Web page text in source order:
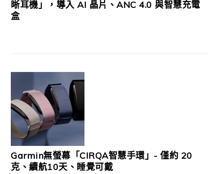
晰耳機」，導入 AI 晶片、ANC 4.0 與智慧充電
盒
Garmin無螢幕「CIRQA智慧手環」- 僅約 20
克、續航10天、睡覺可戴